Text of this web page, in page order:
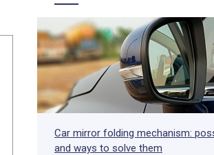
Car mirror folding mechanism:
and ways to solve them